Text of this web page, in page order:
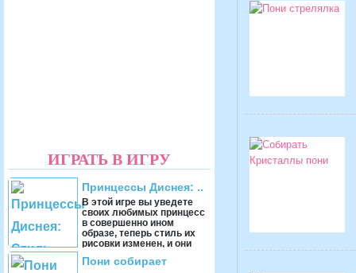
ИГРАТЬ В ИГРУ
Принцессы Диснея: ..
В этой игре вы уведете
своих любимых принцесс
в совершенно ином
образе, теперь стиль их
рисовки изменен, и они
Пони собирает